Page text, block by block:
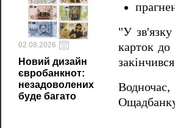
02.08.2026
Новий дизайн
євробанкнот:
незадоволених
буде багато
"У зв'язку
карток до